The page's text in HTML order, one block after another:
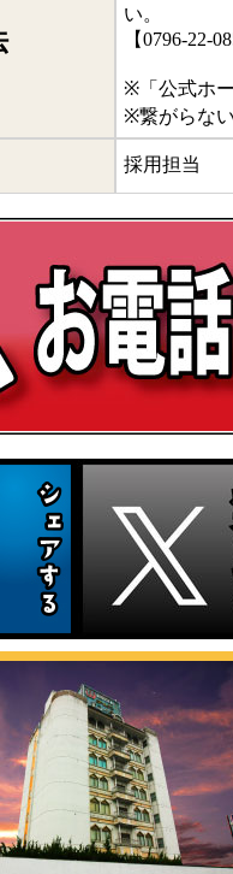
い。
【0796-22-
※「公式ホ
※繋がらな
採用担当